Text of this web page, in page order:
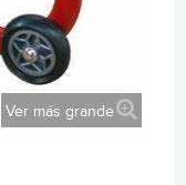
Ver más grande